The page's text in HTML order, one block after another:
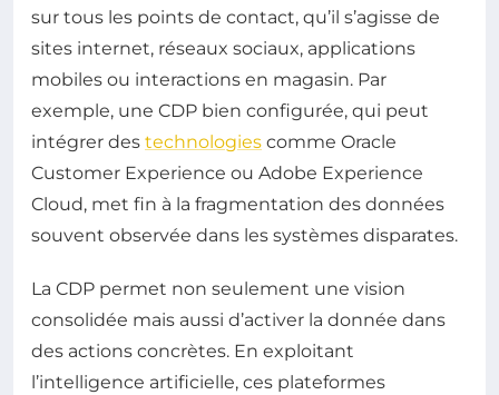
sur tous les points de contact, qu’il s’agisse de
sites internet, réseaux sociaux, applications
mobiles ou interactions en magasin. Par
exemple, une CDP bien configurée, qui peut
intégrer des technologies comme Oracle
Customer Experience ou Adobe Experience
Cloud, met fin à la fragmentation des données
souvent observée dans les systèmes disparates.
La CDP permet non seulement une vision
consolidée mais aussi d’activer la donnée dans
des actions concrètes. En exploitant
l’intelligence artificielle, ces plateformes